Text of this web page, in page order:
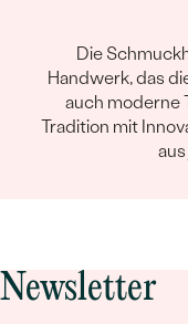
Die
Handwerk, das
auch moderne
Tradition mit
Newsletter